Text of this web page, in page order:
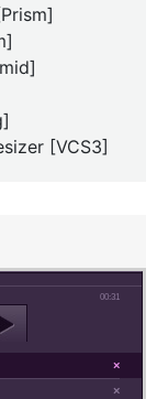
[VCS3]
00:31
×
×